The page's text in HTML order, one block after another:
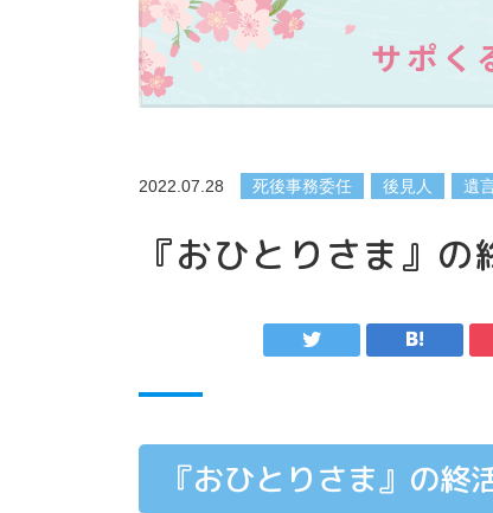
サポく
2022.07.28 死後事務委任 後見人 遺
『おひとりさま』
『おひとりさま』の終